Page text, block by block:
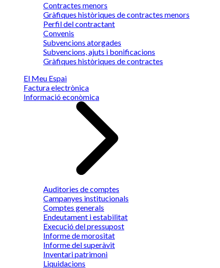
Contractes menors
Gràfiques històriques de contractes menors
Perfil del contractant
Convenis
Subvencions atorgades
Subvencions, ajuts i bonificacions
Gràfiques històriques de contractes
El Meu Espai
Factura electrònica
Informació econòmica
Auditories de comptes
Campanyes institucionals
Comptes generals
Endeutament i estabilitat
Execució del pressupost
Informe de morositat
Informe del superàvit
Inventari patrimoni
Liquidacions